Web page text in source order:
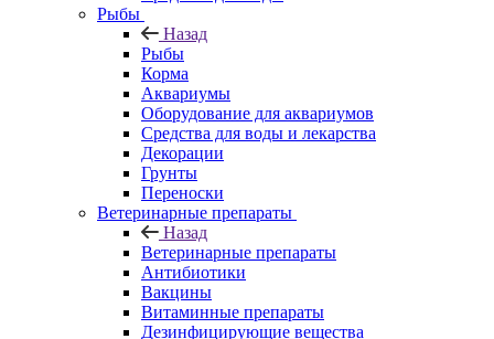
Рыбы
Назад
Рыбы
Корма
Аквариумы
Оборудование для аквариумов
Средства для воды и лекарства
Декорации
Грунты
Переноски
Ветеринарные препараты
Назад
Ветеринарные препараты
Антибиотики
Вакцины
Витаминные препараты
Дезинфицирующие вещества